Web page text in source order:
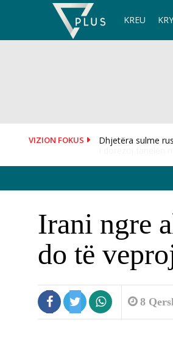
KREU
VIZION FOKUS I dorëzoi fanelën
Irani ngre
do të
8